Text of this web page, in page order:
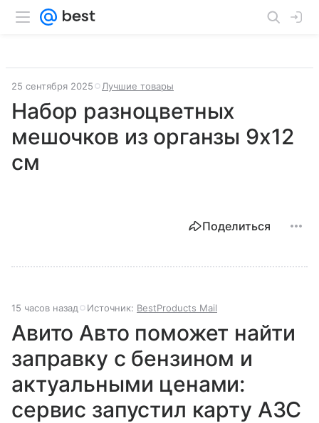
25 сентября 2025 Лучшие товары
Набор разноцветных
мешочков из органзы 9х12
см
Поделиться
15 часов назад Источник: BestProducts Mail
Авито Авто поможет найти
заправку с бензином и
актуальными ценами:
сервис запустил карту АЗС